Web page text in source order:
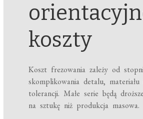
koszty
Koszt frezowania zależy od
skomplikowania detalu, materiału
tolerancji. Małe serie będą
na sztukę niż produkcja masowa.